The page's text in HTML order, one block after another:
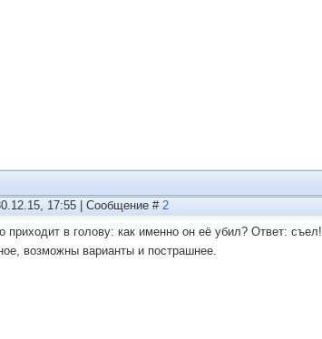
17:55 | Сообщение # 2
приходит в голову: как именно он её убил? Ответ: съел!
возможны варианты и пострашнее.